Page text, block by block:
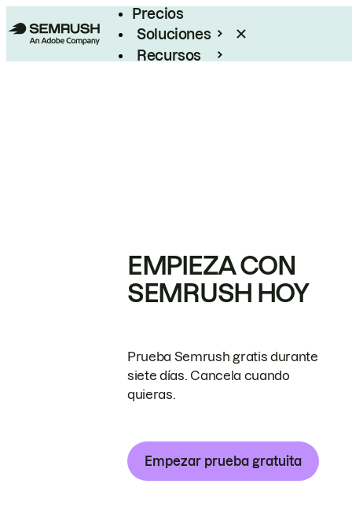
Precios
Soluciones
Recursos
EMPIEZA CON
SEMRUSH HOY
Prueba Semrush gratis durante
siete días. Cancela cuando
quieras.
Empezar prueba gratuita